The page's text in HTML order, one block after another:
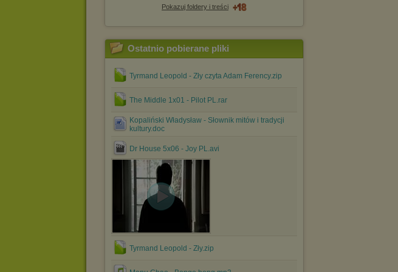
Pokazuj foldery i treści
Ostatnio pobierane pliki
Tyrmand Leopold - Zły czyta Adam Ferency.zip
The Middle 1x01 - Pilot PL.rar
Kopaliński Władysław - Słownik mitów i tradycji
kultury.doc
Dr House 5x06 - Joy PL.avi
Tyrmand Leopold - Zły.zip